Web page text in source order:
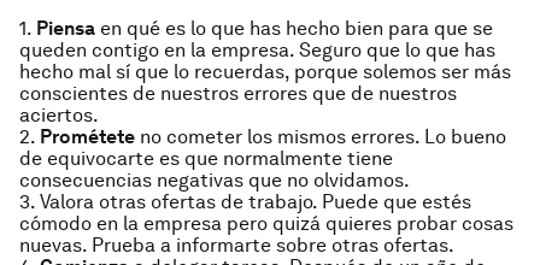
1. Piensa en qué es lo que has hecho bien para que se
queden contigo en la empresa. Seguro que lo que has
hecho mal sí que lo recuerdas, porque solemos ser más
conscientes de nuestros errores que de nuestros
aciertos.
2. Prométete no cometer los mismos errores. Lo bueno
de equivocarte es que normalmente tiene
consecuencias negativas que no olvidamos.
3. Valora otras ofertas de trabajo. Puede que estés
cómodo en la empresa pero quizá quieres probar cosas
nuevas. Prueba a informarte sobre otras ofertas.